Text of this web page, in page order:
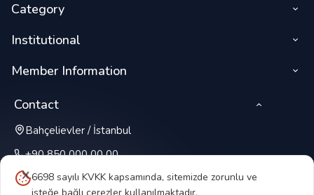
6698 sayılı KVKK kapsamında, sitemizde zorunlu ve
Category
Institutional
Member Information
Contact
Bahçelievler / İstanbul
+90 850 000 00 00